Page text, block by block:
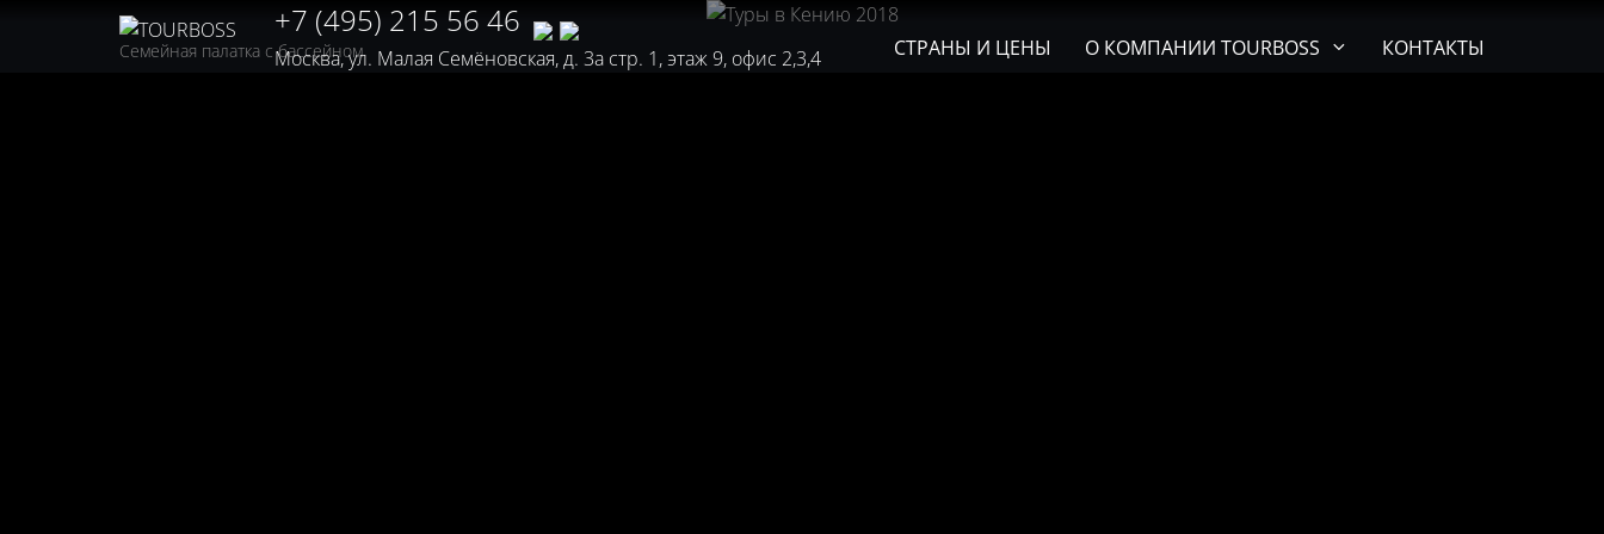
+7 (495) 215 56 46
Москва, ул. Малая Семёновская, д. 3а стр. 1, этаж 9, офис 2,3,4 СТРАНЫ И ЦЕНЫ О КОМПАНИИ TOURBOSS КОНТАКТЫ
Семейная палатка с бассейном